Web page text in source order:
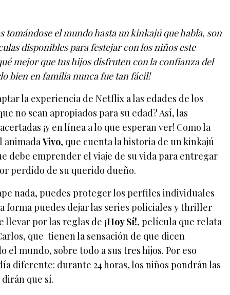
tomándose el mundo hasta un kinkajú que habla, son
disponibles para festejar con los niños este
mejor que tus hijos disfruten con la confianza del
bien en familia nunca fue tan fácil!
la experiencia de Netflix a las edades de los
no sean apropiados para su edad? Así, las
¡y en línea a lo que esperan ver! Como la
animadaVivo, que cuenta la historia de un kinkajú
debe emprender el viaje de su vida para entregar
perdido de su querido dueño.
nada, puedes proteger los perfiles individuales
forma puedes dejar las series policiales y thriller
llevar por las reglas de ¡Hoy Sí!, película que relata
que tienen la sensación de que dicen
el mundo, sobre todo a sus tres hijos. Por eso
diferente: durante 24 horas, los niños pondrán las
que sí.